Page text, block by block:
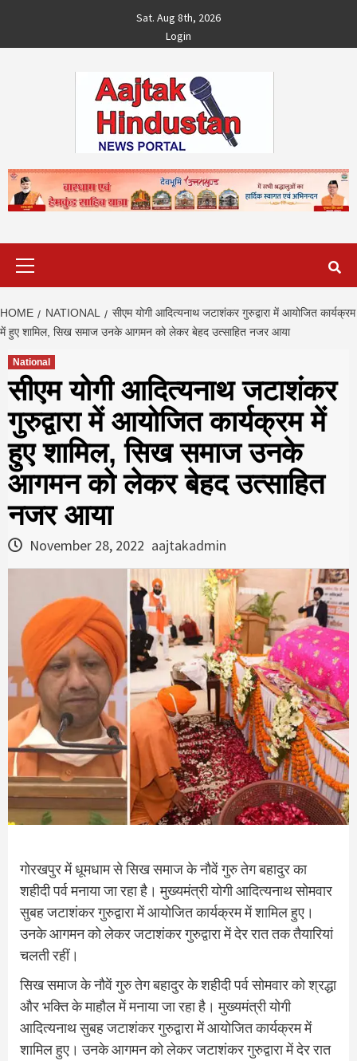
content
Sat. Aug 8th, 2026
Login
HOME NATIONAL
सीएम योगी आदित्यनाथ जटाशंकर गुरुद्वारा में आयोजित कार्यक्रम
में हुए शामिल, सिख समाज उनके आगमन को लेकर बेहद उत्साहित नजर आया
National
सीएम योगी आदित्यनाथ जटाशंकर
गुरुद्वारा में आयोजित कार्यक्रम में
हुए शामिल, सिख समाज उनके
आगमन को लेकर बेहद उत्साहित
नजर आया
November 28, 2022 aajtakadmin
गोरखपुर में धूमधाम से सिख समाज के नौवें गुरु तेग बहादुर का
शहीदी पर्व मनाया जा रहा है। मुख्यमंत्री योगी आदित्यनाथ सोमवार
सुबह जटाशंकर गुरुद्वारा में आयोजित कार्यक्रम में शामिल हुए।
उनके आगमन को लेकर जटाशंकर गुरुद्वारा में देर रात तक तैयारियां
चलती रहीं।
सिख समाज के नौवें गुरु तेग बहादुर के शहीदी पर्व सोमवार को श्रद्धा
और भक्ति के माहौल में मनाया जा रहा है। मुख्यमंत्री योगी
आदित्यनाथ सुबह जटाशंकर गुरुद्वारा में आयोजित कार्यक्रम में
शामिल हुए। उनके आगमन को लेकर जटाशंकर गुरुद्वारा में देर रात